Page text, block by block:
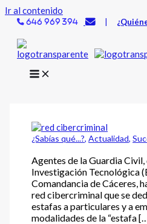
Ir al contenido
646 969 394
¿Sabías qué...?,Actualidad,
Agentes de la Guardia
Investigación Tecnológica
Comandancia de Cáceres,
red cibercriminal que se
estafas a particulares y a
modalidades de la “estafa